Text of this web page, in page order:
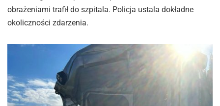
obrażeniami trafił do szpitala. Policja ustala dokładne
okoliczności zdarzenia.